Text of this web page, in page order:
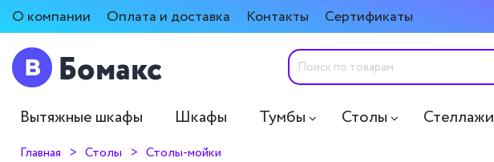
О компании Оплата и доставка Контакты Сертификаты
Вытяжные шкафы Шкафы Тумбы Столы Стеллажи
Главная Столы Столы-мойки